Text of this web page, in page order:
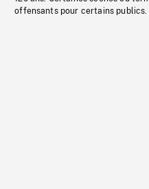
offensants pour certains publics.